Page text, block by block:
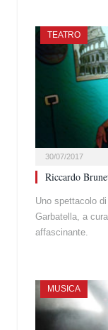
TEATRO
30/07/2017
Riccardo
Uno spettacolo
Garbatella, a
affascinante.
MUSICA